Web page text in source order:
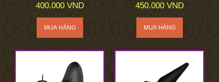
400.000 VND 450.000 VND